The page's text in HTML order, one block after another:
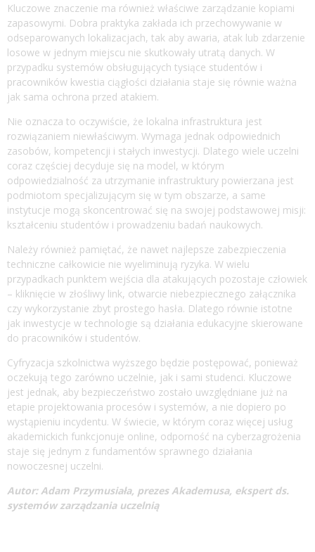
Kluczowe znaczenie ma również właściwe zarządzanie kopiami
zapasowymi. Dobra praktyka zakłada ich przechowywanie w
odseparowanych lokalizacjach, tak aby awaria, atak lub zdarzenie
losowe w jednym miejscu nie skutkowały utratą danych. W
przypadku systemów obsługujących tysiące studentów i
pracowników kwestia ciągłości działania staje się równie ważna
jak sama ochrona przed atakiem.
Nie oznacza to oczywiście, że lokalna infrastruktura jest
rozwiązaniem niewłaściwym. Wymaga jednak odpowiednich
zasobów, kompetencji i stałych inwestycji. Dlatego wiele uczelni
coraz częściej decyduje się na model, w którym
odpowiedzialność za utrzymanie infrastruktury powierzana jest
podmiotom specjalizującym się w tym obszarze, a same
instytucje mogą skoncentrować się na swojej podstawowej misji:
kształceniu studentów i prowadzeniu badań naukowych.
Należy również pamiętać, że nawet najlepsze zabezpieczenia
techniczne całkowicie nie wyeliminują ryzyka. W wielu
przypadkach punktem wejścia dla atakujących pozostaje człowiek
– kliknięcie w złośliwy link, otwarcie niebezpiecznego załącznika
czy wykorzystanie zbyt prostego hasła. Dlatego równie istotne
jak inwestycje w technologie są działania edukacyjne skierowane
do pracowników i studentów.
Cyfryzacja szkolnictwa wyższego będzie postępować, ponieważ
oczekują tego zarówno uczelnie, jak i sami studenci. Kluczowe
jest jednak, aby bezpieczeństwo zostało uwzględniane już na
etapie projektowania procesów i systemów, a nie dopiero po
wystąpieniu incydentu. W świecie, w którym coraz więcej usług
akademickich funkcjonuje online, odporność na cyberzagrożenia
staje się jednym z fundamentów sprawnego działania
nowoczesnej uczelni.
Autor: Adam Przymusiała, prezes Akademusa, ekspert ds.
systemów zarządzania uczelnią